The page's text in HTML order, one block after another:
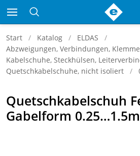
Start Katalog
ELDAS
Abzweigungen, Verbindungen,
Kabelschuhe, Steckhülsen,
Quetschkabelschuhe, nicht isoliert
Quetschkabelschuh
Gabelform